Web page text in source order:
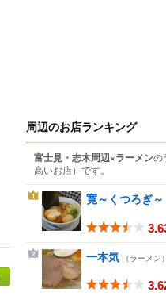
周辺のお店ランキング
富士見・志木周辺×ラーメンの
高いお店） です。
1 寛～くつろぎ～
2 一本気 （ラーメン）